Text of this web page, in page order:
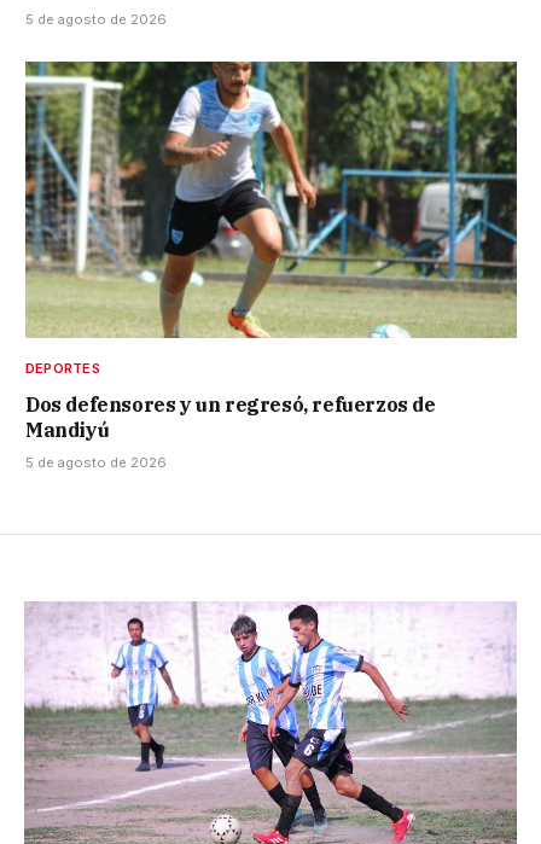
5 de agosto de 2026
DEPORTES
Dos defensores y un regresó, refuerzos de
Mandiyú
5 de agosto de 2026